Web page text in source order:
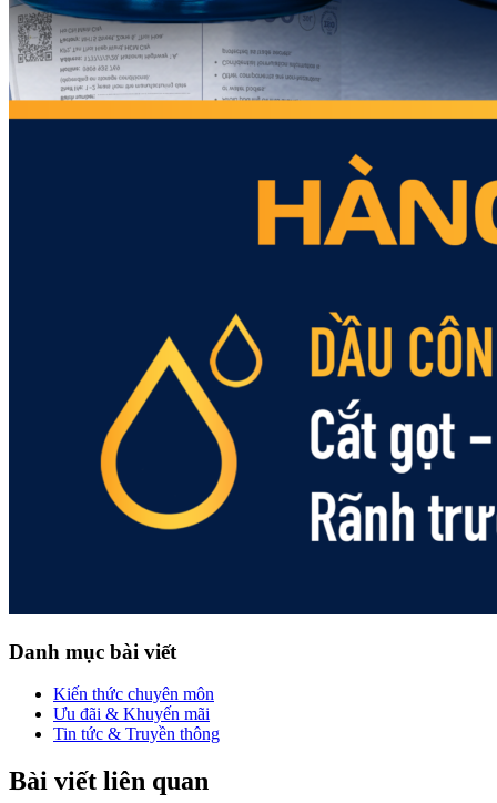
Danh mục bài viết
Kiến thức chuyên môn
Ưu đãi & Khuyến mãi
Tin tức & Truyền thông
Bài viết liên quan